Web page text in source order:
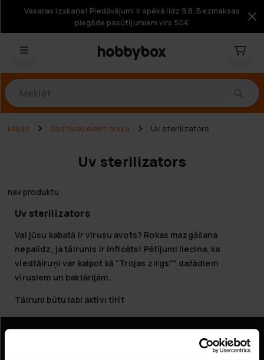
Vasaras izskaņa! Piedāvājumi ir spēkā līdz 9.8. Bezmaksas
piegāde pasūtījumiem virs 50€
Mājas Sadzīves elektronika Uv sterilizators
Uv sterilizators
nav produktu
Uv sterilizators
Vai jūsu kabatā ir vīrusu avots? Rokas mazgāšana
nepalīdz, ja tālrunis ir inficēts! Pētījumi liecina, ka
viedtālruņi var kalpot kā "Trojas zirgs"" dažādiem
vīrusiem un baktērijām.
Tālruni būtu labi aktīvi tīrīt